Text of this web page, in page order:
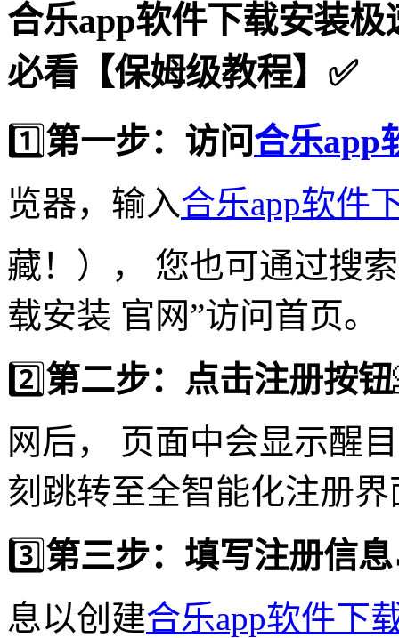
合乐app软件下载安装
必看【保姆级教程】✅
1️⃣第一步：访问合乐app
览器，输入合乐app软件
藏！）， 您也可通过搜
载安装 官网”访问首页。
2️⃣第二步：点击注册按钮
网后， 页面中会显示醒
刻跳转至全智能化注册界
3️⃣第三步：填写注册信息
息以创建合乐app软件下